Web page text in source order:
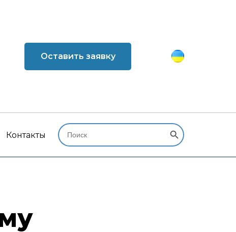
Оставить заявку
Контакты
Search
for:
Search Button